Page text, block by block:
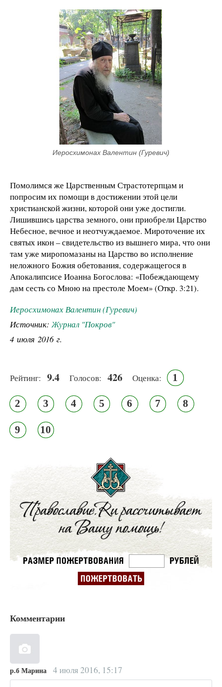
Иеросхимонах Валентин (Гуревич)
Помолимся же Царственным Страстотерпцам и
попросим их помощи в достижении этой цели
христианской жизни, которой они уже достигли.
Лишившись царства земного, они приобрели Царство
Небесное, вечное и неотчуждаемое. Мироточение их
святых икон – свидетельство из вышнего мира, что они
там уже миропомазаны на Царство во исполнение
неложного Божия обетования, содержащегося в
Апокалипсисе Иоанна Богослова: «Побеждающему
дам сесть со Мною на престоле Моем» (Откр. 3:21).
Иеросхимонах Валентин (Гуревич)
Источник: Журнал "Покров"
4 июля 2016 г.
Рейтинг: 9.4 Голосов: 426 Оценка: 1
2 3 4 5 6 7 8
9 10
Комментарии
р.б Марина 4 июля 2016, 15:17